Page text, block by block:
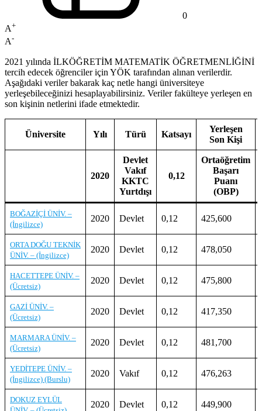
0
A+
A-
2021 yılında İLKÖĞRETİM MATEMATİK ÖĞRETMENLİĞİNİ
tercih edecek öğrenciler için YÖK tarafından alınan verilerdir.
Aşağıdaki veriler bakarak kaç netle hangi üniversiteye
yerleşebileceğinizi hesaplayabilirsiniz. Veriler fakülteye yerleşen en
son kişinin netlerini ifade etmektedir.
Üniversite Yılı Türü Katsayı
Yerleşen
Son Kişi
2020
Devlet
Vakıf
KKTC
Yurtdışı
0,12
Ortaöğretim
Başarı
Puanı
(OBP)
BOĞAZİÇİ ÜNİV. –
(İngilizce)
2020 Devlet 0,12 425,600
ORTA DOĞU TEKNİK
ÜNİV. – (İngilizce)
2020 Devlet 0,12 478,050
HACETTEPE ÜNİV. –
(Ücretsiz)
2020 Devlet 0,12 475,800
GAZİ ÜNİV. –
(Ücretsiz)
2020 Devlet 0,12 417,350
MARMARA ÜNİV. –
(Ücretsiz)
2020 Devlet 0,12 481,700
YEDİTEPE ÜNİV. –
(İngilizce) (Burslu)
2020 Vakıf 0,12 476,263
DOKUZ EYLÜL
2020 Devlet 0,12 449,900